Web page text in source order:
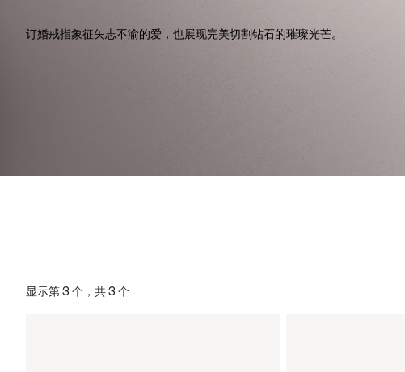
订婚戒指象征矢志不渝的爱，也展现完美切割钻石的璀璨光芒。
显示第 3 个，共 3 个